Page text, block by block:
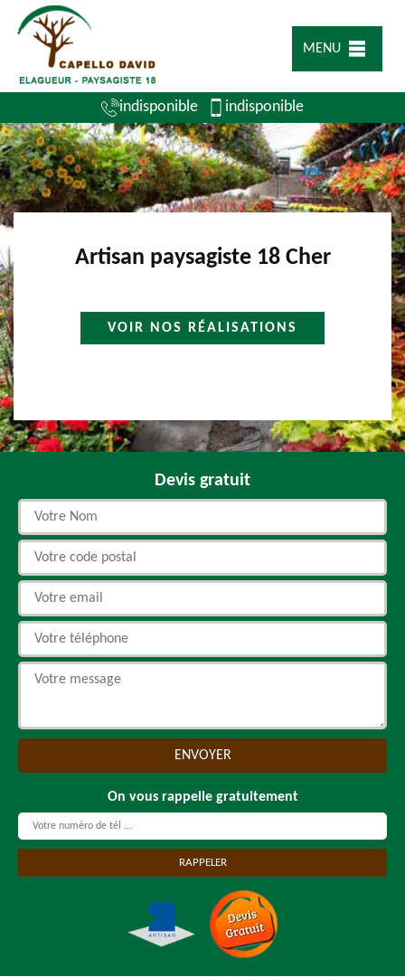
MENU
indisponible indisponible
Artisan paysagiste 18 Cher
VOIR NOS RÉALISATIONS
Devis gratuit
On vous rappelle gratuitement